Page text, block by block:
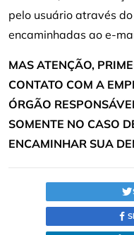
pelo usuário através
encaminhadas ao e-
MAS ATENÇÃO,
CONTATO COM A
ÓRGÃO
SOMENTE NO CASO
ENCAMINHAR SUA